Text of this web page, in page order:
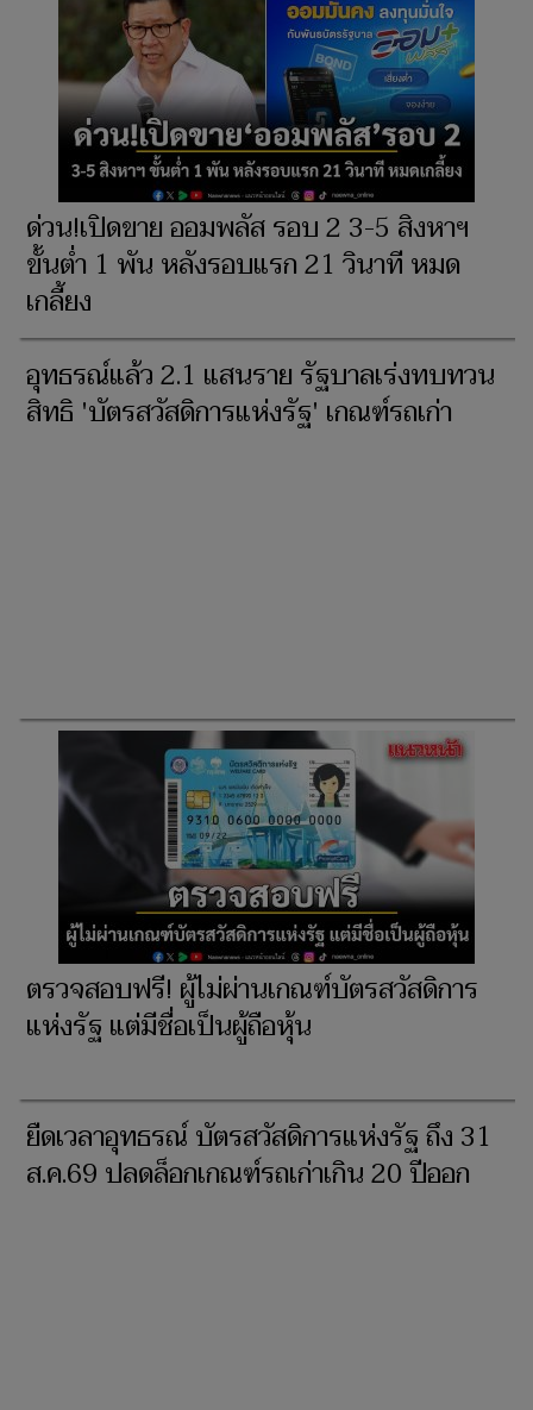
ด่วน!เปิดขาย ออมพลัส รอบ 2 3-5 สิงหาฯ
ขั้นต่ำ 1 พัน หลังรอบแรก 21 วินาที หมด
เกลี้ยง
อุทธรณ์แล้ว 2.1 แสนราย รัฐบาลเร่งทบทวน
สิทธิ 'บัตรสวัสดิการแห่งรัฐ' เกณฑ์รถเก่า
ตรวจสอบฟรี! ผู้ไม่ผ่านเกณฑ์บัตรสวัสดิการ
แห่งรัฐ แต่มีชื่อเป็นผู้ถือหุ้น
ยืดเวลาอุทธรณ์ บัตรสวัสดิการแห่งรัฐ ถึง 31
ส.ค.69 ปลดล็อกเกณฑ์รถเก่าเกิน 20 ปีออก